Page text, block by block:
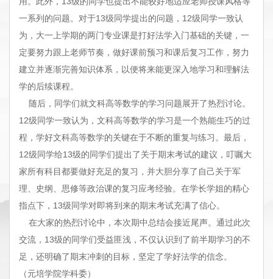
一系列的问题。对于13级同学提出的问题，12级同学一致认
为，大一上学期的两门专业课是打好法学入门基础的关键，一
定要努力跟上老师节奏，做好课前预习和课后复习工作，努力
建立并逐渐完善知识体系，以便将来能更深入地学习和理解法
学的后续课程。
随后，同学们就文科高等数学的学习问题展开了热烈讨论。
12级同学一致认为，文科高等数学的学习是一个熟能生巧的过
程，学好文科高等数学的关键在于不断的重复与练习。最后，
12级同学给13级的同学们提出了关于期末考试的建议，叮嘱大
家所有科目都要做好充足的复习，并大胆分享了自己关于军
理、史纲、思修等政治课的复习应考经验。在学长学姐的精心
指点下，13级同学对即将到来的期末考试充满了信心。
在大家的热烈讨论中，本次期中总结会接近尾声。通过此次
交流，13级的同学们受益匪浅，不仅认识到了前半期学习的不
足，还明确了期末冲刺的目标，坚定了学好法学的信念。
（元培学院学科委）